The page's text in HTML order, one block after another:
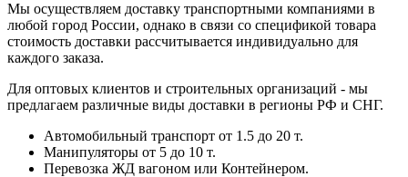
Мы осуществляем доставку транспортными компаниями в
любой город России, однако в связи со спецификой товара
стоимость доставки рассчитывается индивидуально для
каждого заказа.
Для оптовых клиентов и строительных организаций - мы
предлагаем различные виды доставки в регионы РФ и СНГ.
Автомобильный транспорт от 1.5 до 20 т.
Манипуляторы от 5 до 10 т.
Перевозка ЖД вагоном или Контейнером.